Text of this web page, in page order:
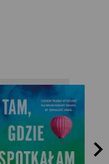
Paige Toon